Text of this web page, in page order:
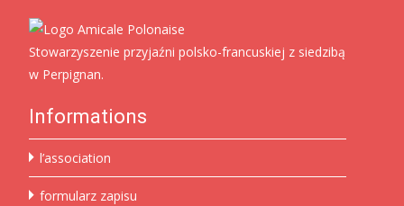
Stowarzyszenie przyjaźni polsko-francuskiej z siedzibą
w Perpignan.
Informations
l’association
formularz zapisu